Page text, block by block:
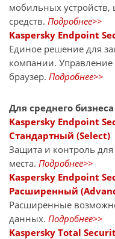
мобильных
средств. Подробнее>>
Kaspersky Endpoint
Единое решение для
компании.
браузер. Подробнее>>
Для среднего бизнеса
Kaspersky Endpoint
Стандартный (Select)
Защита и контроль для
места. Подробнее>>
Kaspersky Endpoint
Расширенный
Расширенные
данных. Подробнее>>
Kaspersky Total